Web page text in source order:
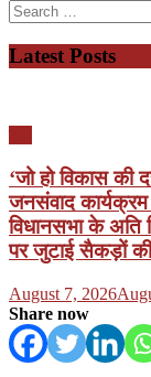
Search
for:
Latest Posts
‘जो हो विकास की
जनसंवाद
विधानसभा के अति
पर जुटाई सैकड़ों
Posted
on
August 7, 2026
Share now